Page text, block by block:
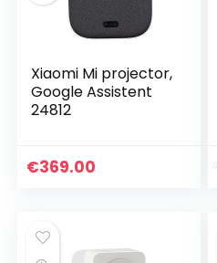
Xiaomi Mi projector,
Google Assistent
24812
€369.00